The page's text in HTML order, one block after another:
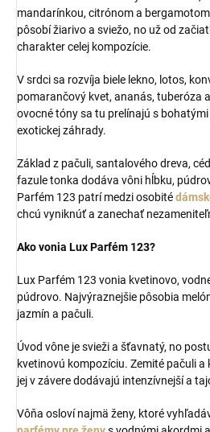
mandarínkou, citrónom a
pôsobí žiarivo a sviežo, no už od
charakter celej kompozície.
V srdci sa rozvíja biele lekno, lotos,
pomarančový kvet, ananás, tuberóza
ovocné tóny sa tu prelínajú s
exotickej záhrady.
Základ z pačuli, santalového dreva,
fazule tonka dodáva vôni hĺbku,
Parfém 123 patrí medzi osobité
chcú vyniknúť a zanechať
Ako vonia Lux Parfém 123?
Lux Parfém 123 vonia kvetinovo,
púdrovo. Najvýraznejšie pôsobia
jazmín a pačuli.
Úvod vône je svieži a šťavnatý, no
kvetinovú kompozíciu. Zemité pačuli
jej v závere dodávajú intenzívnejší a
Vôňa osloví najmä ženy, ktoré